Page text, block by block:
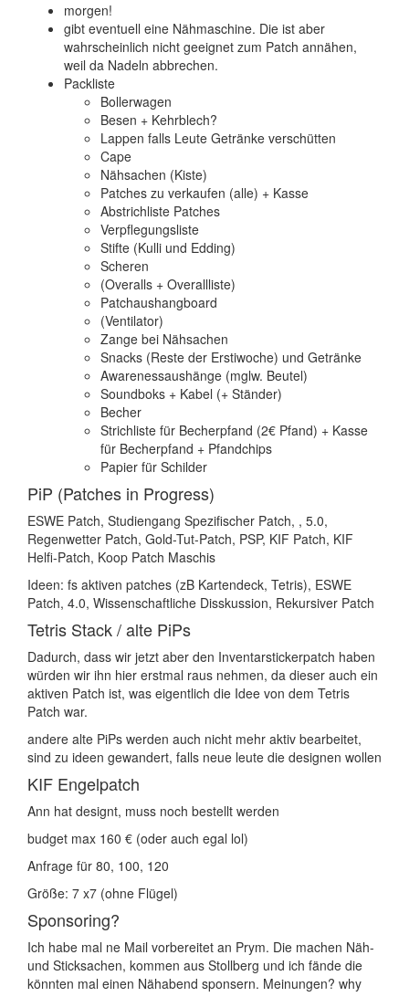
morgen!
gibt eventuell eine Nähmaschine. Die ist aber
wahrscheinlich nicht geeignet zum Patch annähen,
weil da Nadeln abbrechen.
Packliste
Bollerwagen
Besen + Kehrblech?
Lappen falls Leute Getränke verschütten
Cape
Nähsachen (Kiste)
Patches zu verkaufen (alle) + Kasse
Abstrichliste Patches
Verpflegungsliste
Stifte (Kulli und Edding)
Scheren
(Overalls + Overallliste)
Patchaushangboard
(Ventilator)
Zange bei Nähsachen
Snacks (Reste der Erstiwoche) und Getränke
Awarenessaushänge (mglw. Beutel)
Soundboks + Kabel (+ Ständer)
Becher
Strichliste für Becherpfand (2€ Pfand) + Kasse
für Becherpfand + Pfandchips
Papier für Schilder
PiP (Patches in Progress)
ESWE Patch, Studiengang Spezifischer Patch, , 5.0,
Regenwetter Patch, Gold-Tut-Patch, PSP, KIF Patch, KIF
Helfi-Patch, Koop Patch Maschis
Ideen: fs aktiven patches (zB Kartendeck, Tetris), ESWE
Patch, 4.0, Wissenschaftliche Disskussion, Rekursiver Patch
Tetris Stack / alte PiPs
Dadurch, dass wir jetzt aber den Inventarstickerpatch haben
würden wir ihn hier erstmal raus nehmen, da dieser auch ein
aktiven Patch ist, was eigentlich die Idee von dem Tetris
Patch war.
andere alte PiPs werden auch nicht mehr aktiv bearbeitet,
sind zu ideen gewandert, falls neue leute die designen wollen
KIF Engelpatch
Ann hat designt, muss noch bestellt werden
budget max 160 € (oder auch egal lol)
Anfrage für 80, 100, 120
Größe: 7 x7 (ohne Flügel)
Sponsoring?
Ich habe mal ne Mail vorbereitet an Prym. Die machen Näh-
und Sticksachen, kommen aus Stollberg und ich fände die
könnten mal einen Nähabend sponsern. Meinungen? why